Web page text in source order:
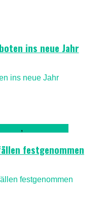
ins neue Jahr
,
festgenommen